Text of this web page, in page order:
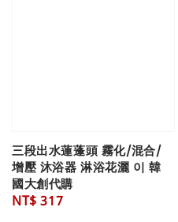
三段出水蓮蓬頭 霧化/混合/
增壓 沐浴器 淋浴花灑 이 韓
國大創代購
Regular
NT$ 317